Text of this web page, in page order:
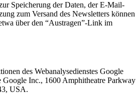
Speicherung der Daten, der E-Mail-
zum Versand des Newsletters können
über den “Austragen”-Link im
des Webanalysedienstes Google
Inc., 1600 Amphitheatre Parkway
USA.